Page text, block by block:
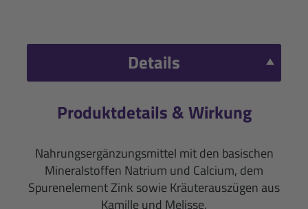
Details
Produktdetails & Wirkung
Nahrungsergänzungsmittel mit den basischen
Mineralstoffen Natrium und Calcium, dem
Spurenelement Zink sowie Kräuterauszügen aus
Kamille und Melisse.